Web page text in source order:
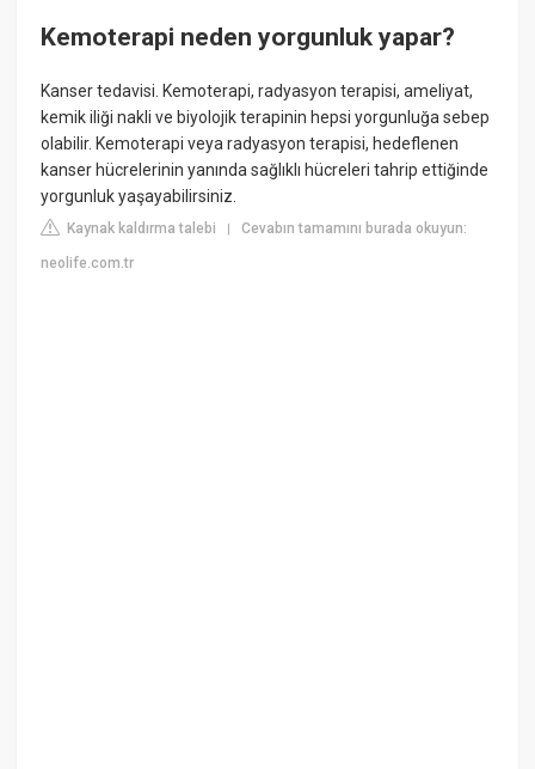
Kemoterapi neden yorgunluk yapar?
Kanser tedavisi. Kemoterapi, radyasyon terapisi, ameliyat,
kemik iliği nakli ve biyolojik terapinin hepsi yorgunluğa sebep
olabilir. Kemoterapi veya radyasyon terapisi, hedeflenen
kanser hücrelerinin yanında sağlıklı hücreleri tahrip ettiğinde
yorgunluk yaşayabilirsiniz.
Kaynak kaldırma talebi |Cevabın tamamını burada okuyun:
neolife.com.tr